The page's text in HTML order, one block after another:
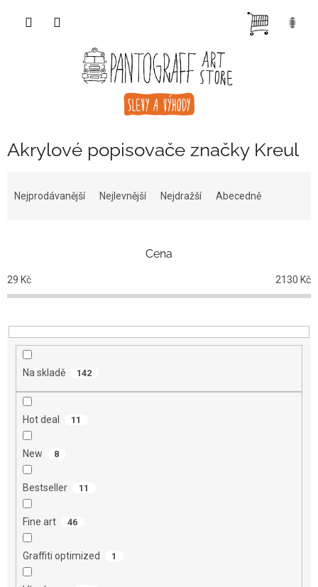
Akrylové popisovače značky Kreul
p
r
o
u
Nejprodávanější Nejlevnější Nejdražší Abecedně
Cena
29 Kč 2130 Kč
Na skladě 142
Hot deal 11
New 8
Bestseller 11
Fine art 46
Graffiti optimized 1